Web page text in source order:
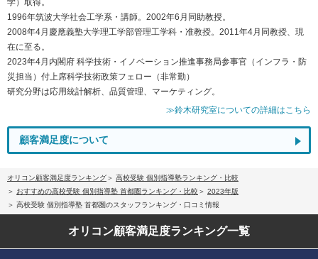
1996年筑波大学社会工学系・講師。2002年6月同助教授。
2008年4月慶應義塾大学理工学部管理工学科・准教授。2011年4月同教授、現
在に至る。
2023年4月内閣府 科学技術・イノベーション推進事務局参事官（インフラ・防
災担当）付上席科学技術政策フェロー（非常勤）
研究分野は応用統計解析、品質管理、マーケティング。
≫鈴木研究室についての詳細はこちら
顧客満足度について
オリコン顧客満足度ランキング
高校受験 個別指導塾ランキング・比較
おすすめの高校受験 個別指導塾 首都圏ランキング・比較
2023年版
高校受験 個別指導塾 首都圏のスタッフランキング・口コミ情報
オリコン顧客満足度ランキング一覧